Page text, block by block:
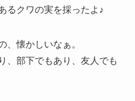
るクワの実を採ったよ♪
、懐かしいなぁ。
、部下でもあり、友人でも